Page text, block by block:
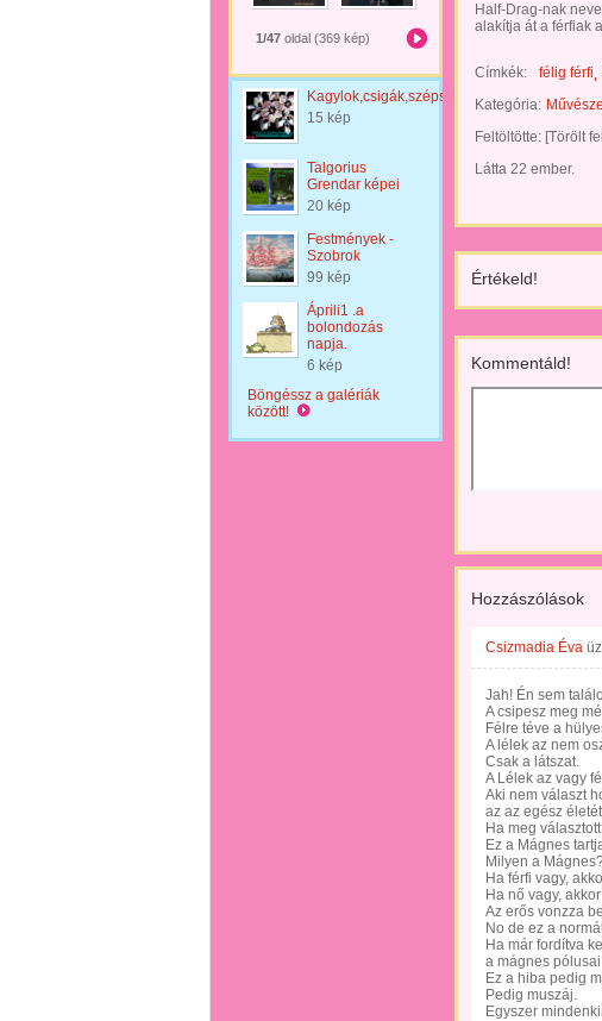
1/47 oldal (369 kép)
Kagylok,csigák,szépsége...
15 kép
Talgorius
Grendar képei
20 kép
Festmények -
Szobrok
99 kép
Áprili1 .a
bolondozás
napja.
6 kép
Böngéssz a galériák
között!
Half-Drag-nak
alakítja át a férfiak
Címkék: félig férfi
Kategória:
Feltöltötte: [Törölt
Látta 22 ember.
Értékeld!
Kommentáld!
Hozzászólások
Csizmadia Éva
Jah! Én sem
A csipesz meg
Félre téve a
A lélek az nem
Csak a látszat.
A Lélek az vagy
Aki nem választ
az az egész
Ha meg
Ez a Mágnes
Milyen a
Ha férfi vagy,
Ha nő vagy,
Az erős vonzza
No de ez a
Ha már fordítva
a mágnes
Ez a hiba pedig
Pedig muszáj.
Egyszer